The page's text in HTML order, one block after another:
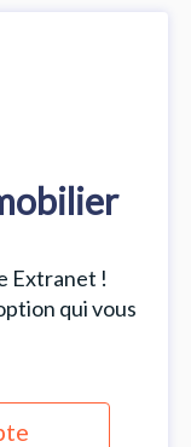
Extranet !
qui vous